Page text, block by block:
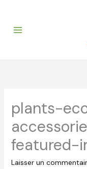
contenu
plants-
featured-
Laisser un